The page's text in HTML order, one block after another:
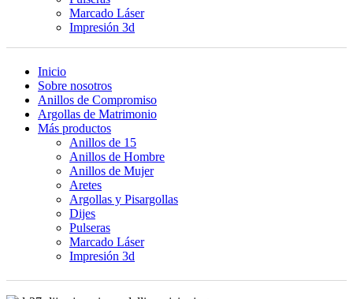
Marcado Láser
Impresión 3d
Inicio
Sobre nosotros
Anillos de Compromiso
Argollas de Matrimonio
Más productos
Anillos de 15
Anillos de Hombre
Anillos de Mujer
Aretes
Argollas y Pisargollas
Dijes
Pulseras
Marcado Láser
Impresión 3d